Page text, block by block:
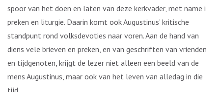
spoor van het doen en laten van deze kerkvader, met name in
preken en liturgie. Daarin komt ook Augustinus’ kritische
standpunt rond volksdevoties naar voren. Aan de hand van
diens vele brieven en preken, en van geschriften van vrienden
en tijdgenoten, krijgt de lezer niet alleen een beeld van de
mens Augustinus, maar ook van het leven van alledag in die
tijd.